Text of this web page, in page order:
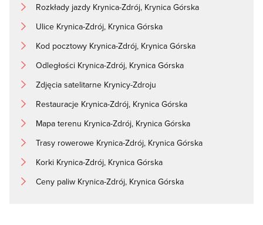
Rozkłady jazdy Krynica-Zdrój, Krynica Górska
Ulice Krynica-Zdrój, Krynica Górska
Kod pocztowy Krynica-Zdrój, Krynica Górska
Odległości Krynica-Zdrój, Krynica Górska
Zdjęcia satelitarne Krynicy-Zdroju
Restauracje Krynica-Zdrój, Krynica Górska
Mapa terenu Krynica-Zdrój, Krynica Górska
Trasy rowerowe Krynica-Zdrój, Krynica Górska
Korki Krynica-Zdrój, Krynica Górska
Ceny paliw Krynica-Zdrój, Krynica Górska